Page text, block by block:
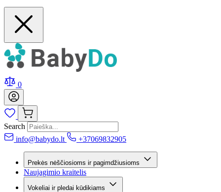
0
Search
info@babydo.lt
+37069832905
Prekės nėščiosioms ir pagimdžiusioms
Naujagimio kraitelis
Vokeliai ir pledai kūdikiams